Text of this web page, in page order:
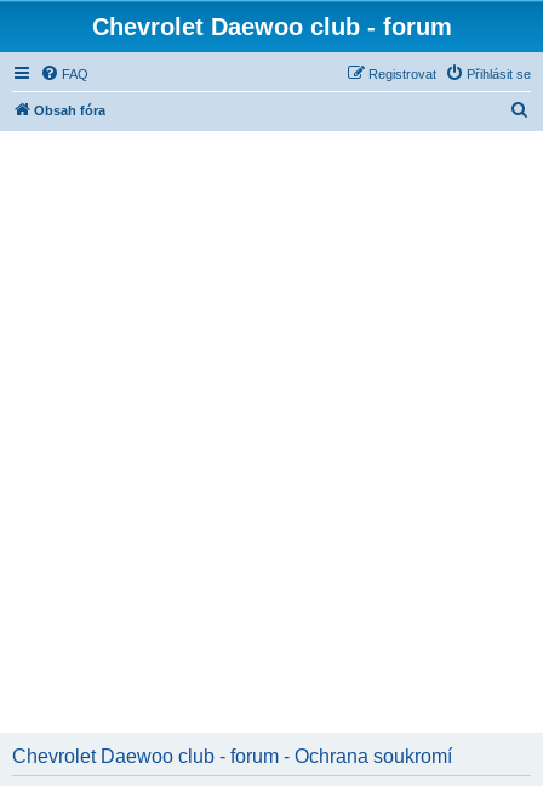
Chevrolet Daewoo club - forum
FAQ Přihlásit se
Registrovat
Obsah fóra
Chevrolet Daewoo club - forum - Ochrana soukromí